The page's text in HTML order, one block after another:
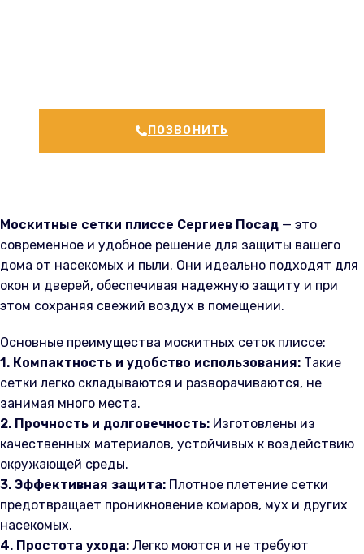
ПОЗВОНИТЬ
Москитные сетки плиссе Сергиев Посад — это
современное и удобное решение для защиты вашего
дома от насекомых и пыли. Они идеально подходят для
окон и дверей, обеспечивая надежную защиту и при
этом сохраняя свежий воздух в помещении.
Основные преимущества москитных сеток плиссе:
1. Компактность и удобство использования: Такие
сетки легко складываются и разворачиваются, не
занимая много места.
2. Прочность и долговечность: Изготовлены из
качественных материалов, устойчивых к воздействию
окружающей среды.
3. Эффективная защита: Плотное плетение сетки
предотвращает проникновение комаров, мух и других
насекомых.
4. Простота ухода: Легко моются и не требуют